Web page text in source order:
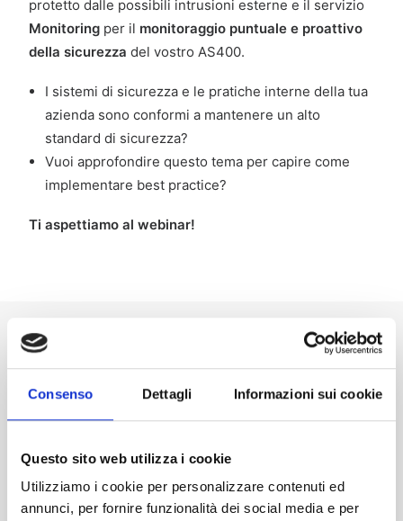
Consenso Dettagli Informazioni sui cookie
Questo sito web utilizza i cookie
Utilizziamo i cookie per personalizzare contenuti ed
annunci, per fornire funzionalità dei social media e per
protetto dalle possibili intrusioni esterne e il servizio
Monitoring per il monitoraggio puntuale e proattivo
della sicurezza del vostro AS400.
I sistemi di sicurezza e le pratiche interne della tua
azienda sono conformi a mantenere un alto
standard di sicurezza?
Vuoi approfondire questo tema per capire come
implementare best practice?
Ti aspettiamo al webinar!
Partecipazione